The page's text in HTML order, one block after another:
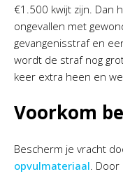
€1.500 kwijt zijn. Dan
ongevallen met
gevangenisstraf en
wordt de straf nog
keer extra heen en
Voorkom
Bescherm je vracht
opvulmateriaal .